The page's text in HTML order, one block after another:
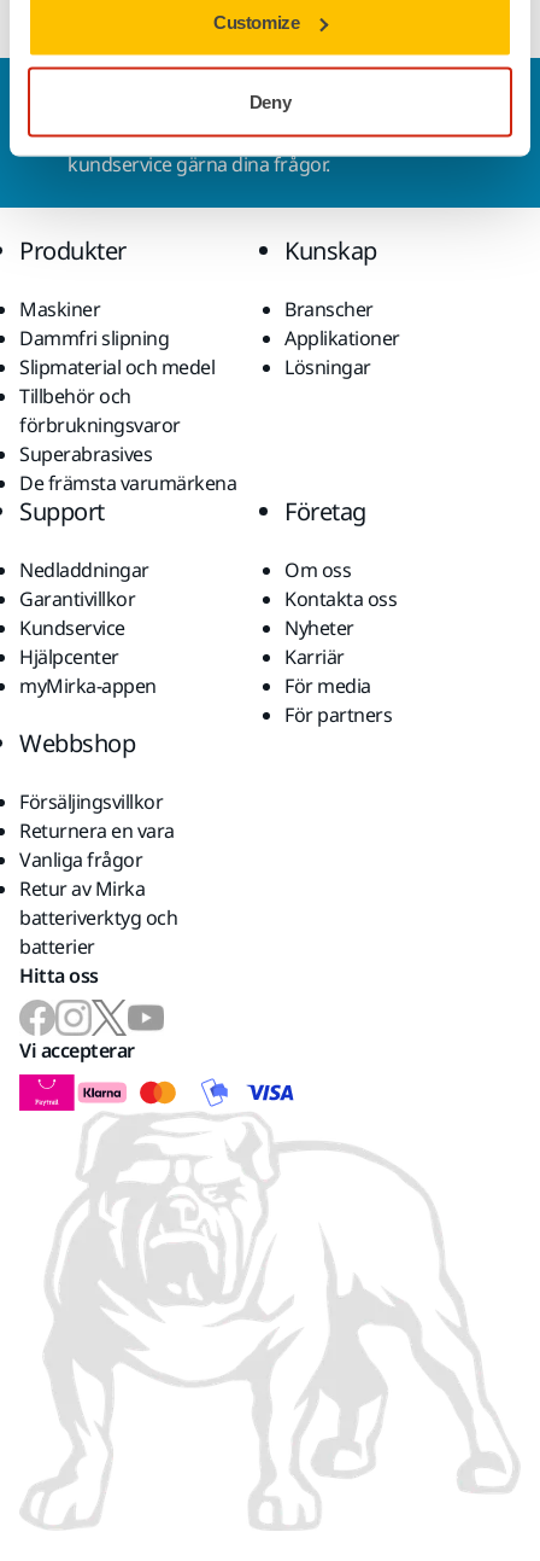
Customize
Deny
Vill du veta mer?Kontakta ossså besvarar vår
kundservice gärna dina frågor.
Produkter
Maskiner
Dammfri slipning
Slipmaterial och medel
Tillbehör och
förbrukningsvaror
Superabrasives
De främsta varumärkena
Kunskap
Branscher
Applikationer
Lösningar
Support
Nedladdningar
Garantivillkor
Kundservice
Hjälpcenter
myMirka-appen
Företag
Om oss
Kontakta oss
Nyheter
Karriär
För media
För partners
Webbshop
Försäljingsvillkor
Returnera en vara
Vanliga frågor
Retur av Mirka
batteriverktyg och
batterier
Hitta oss
Vi accepterar